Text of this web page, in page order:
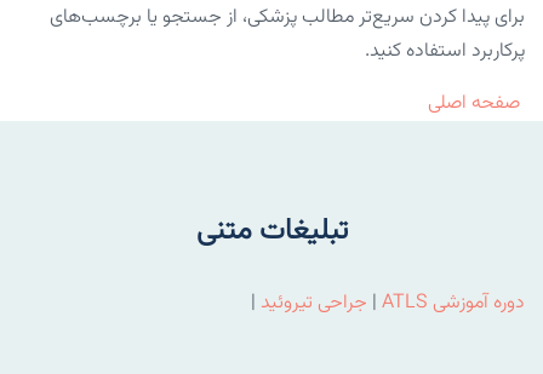
برای پیدا کردن سریع‌تر مطالب پزشکی، از جستجو یا برچسب‌های
پرکاربرد استفاده کنید.
صفحه اصلی
تبلیغات متنی
دوره آموزشی ATLS | جراحی تیروئید |